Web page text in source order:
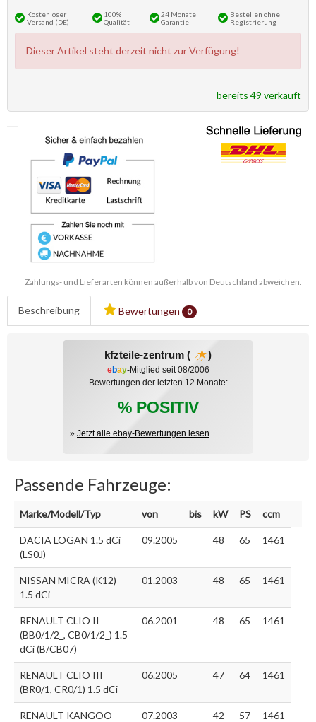
Kostenloser
Versand (DE)
100%
Qualität
24 Monate
Garantie
Bestellen ohne
Registrierung
Dieser Artikel steht derzeit nicht zur Verfügung!
bereits 49 verkauft
Zahlungs- und Lieferarten können außerhalb von Deutschland abweichen.
Beschreibung Bewertungen 0
kfzteile-zentrum ( )
ebay-Mitglied seit 08/2006
Bewertungen der letzten 12 Monate:
% POSITIV
» Jetzt alle ebay-Bewertungen lesen
Passende Fahrzeuge:
Marke/Modell/Typ von bis kW PS ccm
DACIA LOGAN 1.5 dCi
(LS0J)
09.2005 48 65 1461
NISSAN MICRA (K12)
1.5 dCi
01.2003 48 65 1461
RENAULT CLIO II
(BB0/1/2_, CB0/1/2_) 1.5
dCi (B/CB07)
06.2001 48 65 1461
RENAULT CLIO III
(BR0/1, CR0/1) 1.5 dCi
06.2005 47 64 1461
RENAULT KANGOO
07.2003 42 57 1461